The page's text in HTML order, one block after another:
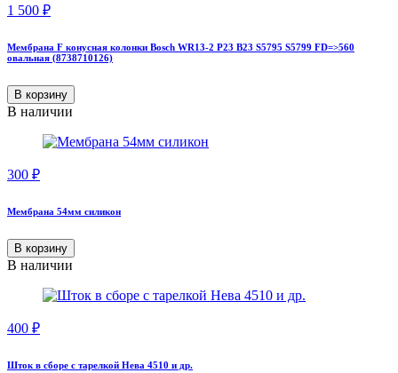
1 500 ₽
Мембрана F конусная колонки Bosch WR13-2 P23 B23 S5795 S5799 FD=>560
овальная (8738710126)
В корзину
В наличии
300 ₽
Мембрана 54мм силикон
В корзину
В наличии
400 ₽
Шток в сборе с тарелкой Нева 4510 и др.